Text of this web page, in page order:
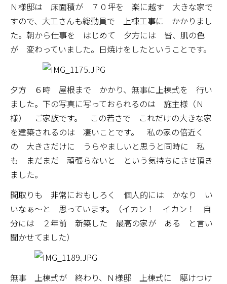
Ｎ様邸は 床面積が ７０坪を 楽に越す 大きな家で
すので、大工さんも総動員で 上棟工事に かかりまし
た。朝から仕事を はじめて 夕方には 皆、肌の色
が 変わっていました。日焼けをしたということです。
夕方 ６時 屋根まで かかり、無事に上棟式を 行い
ました。下の写真に写っておられるのは 施主様（Ｎ
様） ご家族です。 この若さで これだけの大きな家
を建築されるのは 凄いことです。 私の家の倍近く
の 大きさだけに うらやましいと思うと同時に 私
も まだまだ 頑張らないと という気持ちにさせ頂き
ました。
間取りも 非常におもしろく 個人的には かなり い
いなぁ～と 思っています。（イカン！ イカン！ 自
分には ２年前 新築した 最高の家が ある と言い
聞かせてました）
無事 上棟式が 終わり、Ｎ様邸 上棟式に 駆けつけ